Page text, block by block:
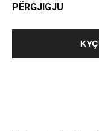
PËRGJIGJU